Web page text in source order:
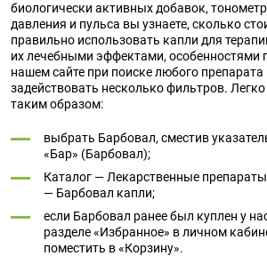
биологически активных добавок,
давления и пульса вы узнаете, сколько
правильно использовать капли для
их лечебными эффектами, особенностями
нашем сайте при поиске любого
задействовать несколько фильтров.
таким образом:
выбрать Барбовал, сместив
«Бар» (Барбовал);
Каталог — Лекарственные
— Барбовал капли;
если Барбовал ранее был куплен у
разделе «Избранное» в личном
поместить в «Корзину».